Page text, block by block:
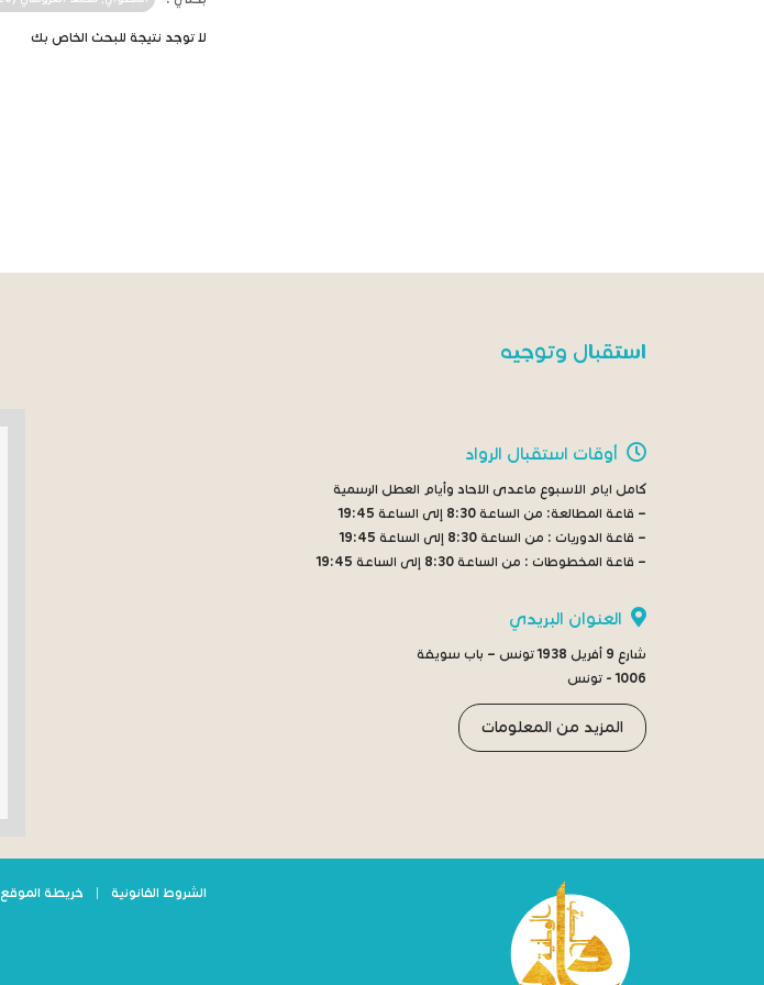
لا توجد نتيجة للبحث الخاص بك
استقبال وتوجيه
أوقات استقبال الرواد
كامل ايام الاسبوع ماعدى الاحاد وأيام العطل الرسمية
– قاعة المطالعة: من الساعة 8:30 إلى الساعة 19:45
– قاعة الدوريات : من الساعة 8:30 إلى الساعة 19:45
– قاعة المخطوطات : من الساعة 8:30 إلى الساعة 19:45
العنوان البريدي
شارع 9 أفريل 1938 تونس – باب سويقة
1006 - تونس
المزيد من المعلومات
الشروط القانونية | خريطة الموقع